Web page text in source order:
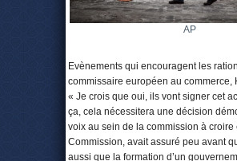
AP
Evènements qui encouragent les
commissaire européen au
« Je crois que oui, ils vont signer cet
ça, cela nécessitera une décision
voix au sein de la commission à
Commission, avait assuré peu avant
aussi que la formation d’un